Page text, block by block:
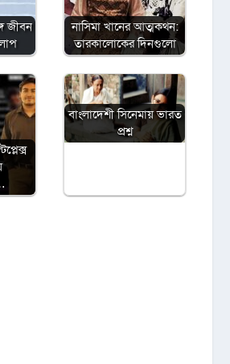
জীবন
নাসিমা খানের আত্মকথন:
তারকালোকের দিনগুলো
বাংলাদেশী সিনেমায় ভারত
প্রশ্ন